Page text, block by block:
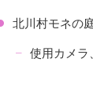
北川村モネの
使用カメラ